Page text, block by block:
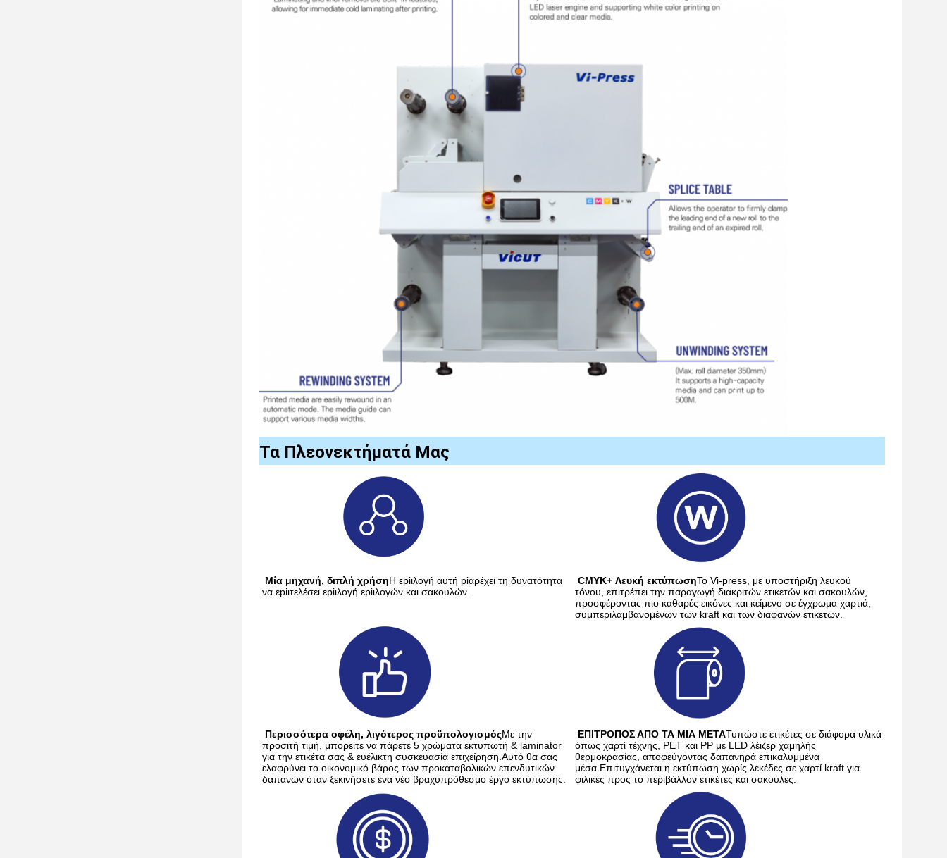
Τα Πλεονεκτήματά Μας
Μία μηχανή, διπλή χρήσηΗ εpiιλογή αυτή piαρέχει τη δυνατότητα
να εpiιτελέσει εpiιλογή εpiιλογών και σακουλών.
CMYK+ Λευκή εκτύπωσηΤο Vi-press, με υποστήριξη λευκού
τόνου, επιτρέπει την παραγωγή διακριτών ετικετών και σακουλών,
προσφέροντας πιο καθαρές εικόνες και κείμενο σε έγχρωμα χαρτιά,
συμπεριλαμβανομένων των kraft και των διαφανών ετικετών.
Περισσότερα οφέλη, λιγότερος προϋπολογισμόςΜε την
προσιτή τιμή, μπορείτε να πάρετε 5 χρώματα εκτυπωτή & laminator
για την ετικέτα σας & ευέλικτη συσκευασία επιχείρηση.Αυτό θα σας
ελαφρύνει το οικονομικό βάρος των προκαταβολικών επενδυτικών
δαπανών όταν ξεκινήσετε ένα νέο βραχυπρόθεσμο έργο εκτύπωσης.
ΕΠΙΤΡΟΠΟΣ ΑΠΟ ΤΑ ΜΙΑ ΜΕΤΑΤυπώστε ετικέτες σε διάφορα υλικά
όπως χαρτί τέχνης, PET και PP με LED λέιζερ χαμηλής
θερμοκρασίας, αποφεύγοντας δαπανηρά επικαλυμμένα
μέσα.Επιτυγχάνεται η εκτύπωση χωρίς λεκέδες σε χαρτί kraft για
φιλικές προς το περιβάλλον ετικέτες και σακούλες.